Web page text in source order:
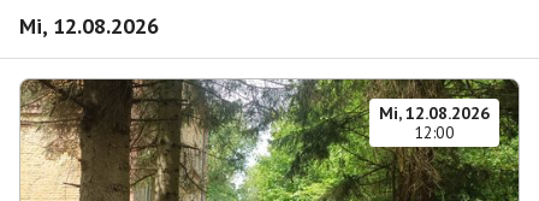
Mi, 12.08.2026
Mi, 12.08.2026
12:00